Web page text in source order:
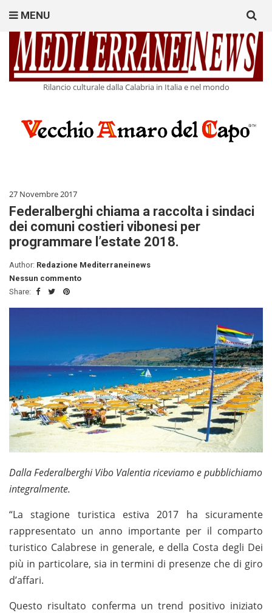
Rilancio culturale dalla Calabria in Italia e nel mondo
MENU
for:
27 Novembre 2017
Federalberghi chiama a raccolta i sindaci
dei comuni costieri vibonesi per
programmare l’estate 2018.
Author: Redazione Mediterraneinews
Nessun commento
Share:
Dalla Federalberghi Vibo Valentia riceviamo e pubblichiamo
integralmente.
“La stagione turistica estiva 2017 ha sicuramente
rappresentato un anno importante per il comparto
turistico Calabrese in generale, e della Costa degli Dei
più in particolare, sia in termini di presenze che di giro
d’affari.
Questo risultato conferma un trend positivo iniziato